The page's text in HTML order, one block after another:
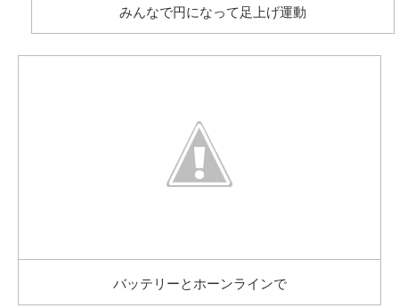
みんなで円になって足上げ運動
バッテリーとホーンラインで